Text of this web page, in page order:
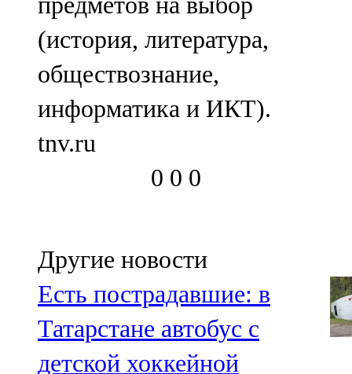
(история, литература,
обществознание,
информатика и ИКТ).
tnv.ru
0 0 0
Другие новости
Есть пострадавшие: в
Татарстане автобус с
детской хоккейной